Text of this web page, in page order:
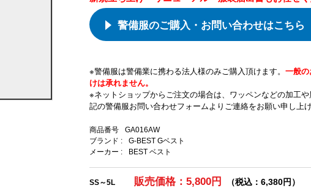
警備服のご購入・お問い合わせはこちら
※警備服は警備業に携わる法人様のみご購入頂けます。 一般の
けは承れません。
※ネットショップからご注文の場合は、ワッペンなどの加工
記の警備服お問い合わせフォームよりご連絡をお願い申し上げ
商品番号
GA016AW
ブランド :
G-BEST Gベスト
メーカー :
BEST ベスト
SS～5L 販売価格：5,800円 （税込：6,380円）